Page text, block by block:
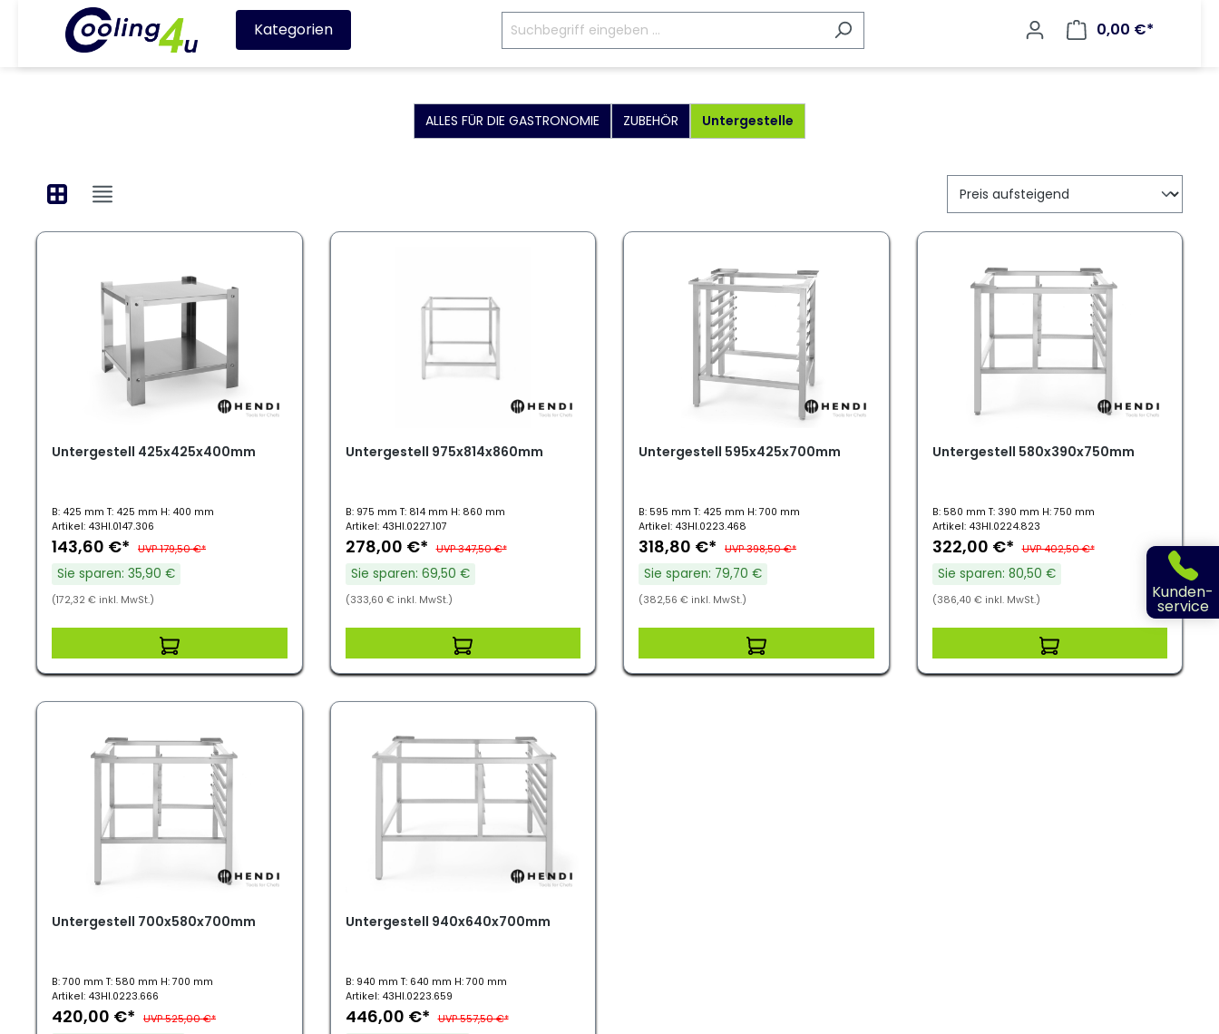
Kunden-
service
Kategorien 0,00 €*
ALLES FÜR DIE GASTRONOMIE ZUBEHÖR Untergestelle
Untergestell 425x425x400mm
B: 425 mm T: 425 mm H: 400 mm
Artikel: 43HI.0147.306
143,60 €* UVP 179,50 €*
Sie sparen: 35,90 €
(172,32 € inkl. MwSt.)
Untergestell 975x814x860mm
B: 975 mm T: 814 mm H: 860 mm
Artikel: 43HI.0227.107
278,00 €* UVP 347,50 €*
Sie sparen: 69,50 €
(333,60 € inkl. MwSt.)
Untergestell 595x425x700mm
B: 595 mm T: 425 mm H: 700 mm
Artikel: 43HI.0223.468
318,80 €* UVP 398,50 €*
Sie sparen: 79,70 €
(382,56 € inkl. MwSt.)
Untergestell 580x390x750mm
B: 580 mm T: 390 mm H: 750 mm
Artikel: 43HI.0224.823
322,00 €* UVP 402,50 €*
Sie sparen: 80,50 €
(386,40 € inkl. MwSt.)
Untergestell 700x580x700mm
B: 700 mm T: 580 mm H: 700 mm
Artikel: 43HI.0223.666
420,00 €* UVP 525,00 €*
Untergestell 940x640x700mm
B: 940 mm T: 640 mm H: 700 mm
Artikel: 43HI.0223.659
446,00 €* UVP 557,50 €*